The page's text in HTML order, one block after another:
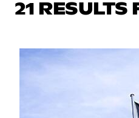
21 RESULTS